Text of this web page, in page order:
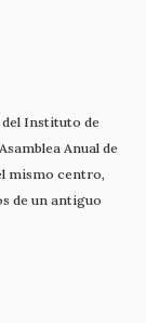
Instituto de
Anual de
mismo centro,
de un antiguo